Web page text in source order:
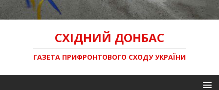
СХІДНИЙ ДОНБАС
ГАЗЕТА ПРИФРОНТОВОГО СХОДУ УКРАЇНИ